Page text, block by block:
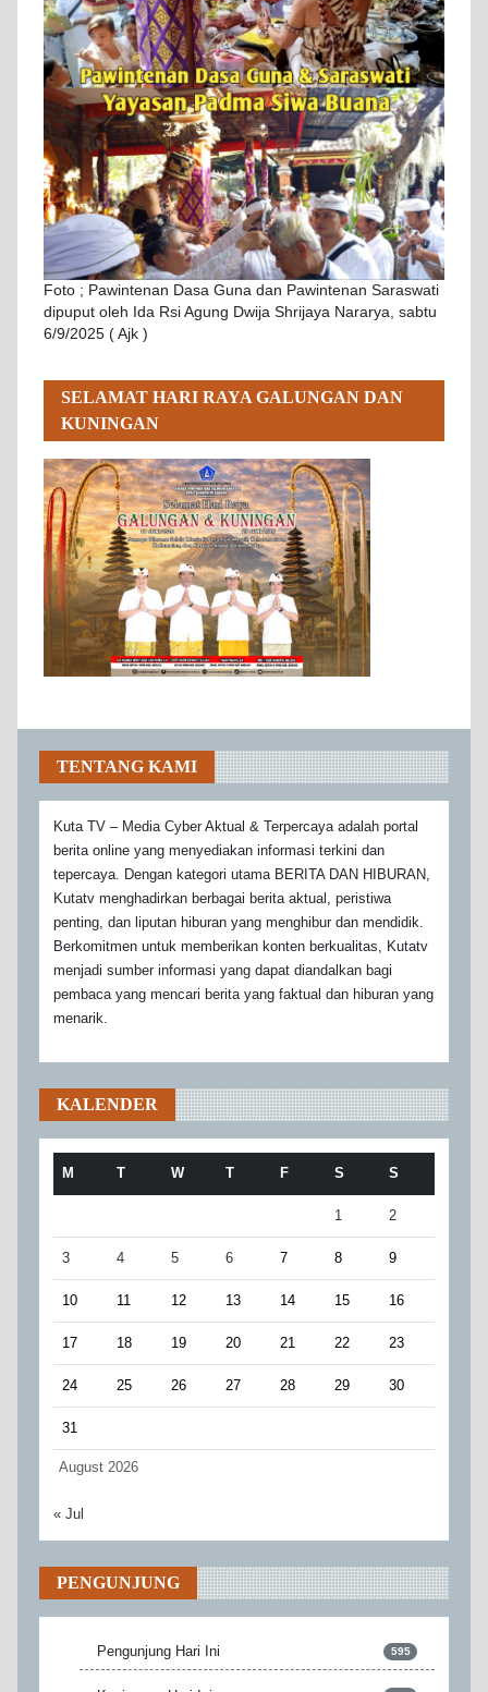
Foto ; Pawintenan Dasa Guna dan Pawintenan Saraswati
dipuput oleh Ida Rsi Agung Dwija Shrijaya Nararya, sabtu
6/9/2025 ( Ajk )
SELAMAT HARI RAYA GALUNGAN DAN
KUNINGAN
TENTANG KAMI
Kuta TV – Media Cyber Aktual & Terpercaya adalah portal
berita online yang menyediakan informasi terkini dan
tepercaya. Dengan kategori utama BERITA DAN HIBURAN,
Kutatv menghadirkan berbagai berita aktual, peristiwa
penting, dan liputan hiburan yang menghibur dan mendidik.
Berkomitmen untuk memberikan konten berkualitas, Kutatv
menjadi sumber informasi yang dapat diandalkan bagi
pembaca yang mencari berita yang faktual dan hiburan yang
menarik.
KALENDER
August 2026
M T W T F S S
1 2
3 4 5 6 7 8 9
10 11 12 13 14 15 16
17 18 19 20 21 22 23
24 25 26 27 28 29 30
31
« Jul
PENGUNJUNG
Pengunjung Hari Ini 595